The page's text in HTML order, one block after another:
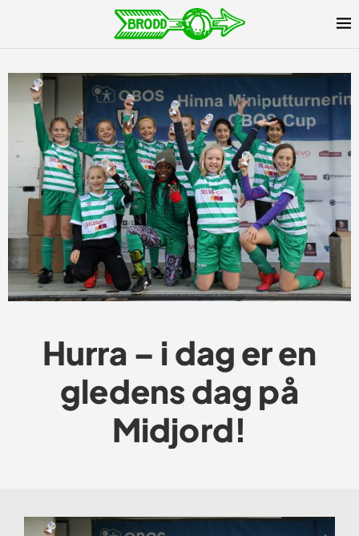
Hurra – i dag er en
gledens dag på
Midjord!